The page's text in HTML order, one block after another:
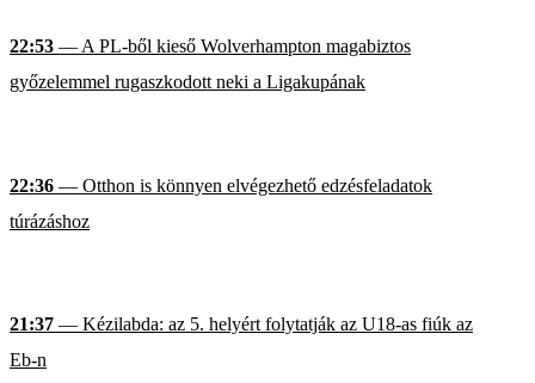
22:53 — A PL-ből kieső Wolverhampton magabiztos
győzelemmel rugaszkodott neki a Ligakupának
22:36 — Otthon is könnyen elvégezhető edzésfeladatok
túrázáshoz
21:37 — Kézilabda: az 5. helyért folytatják az U18-as fiúk az
Eb-n